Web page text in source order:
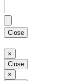
Close
×
Close
×